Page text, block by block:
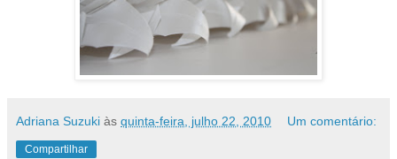
Adriana Suzuki às quinta-feira, julho 22, 2010 Um comentário:
Compartilhar